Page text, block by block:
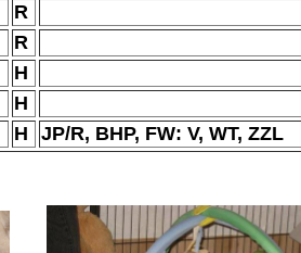
R
R
H
H
H JP/R, BHP, FW: V, WT, ZZL